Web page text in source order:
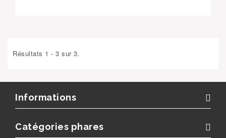
Résultats 1 - 3 sur 3.
Informations
Catégories phares